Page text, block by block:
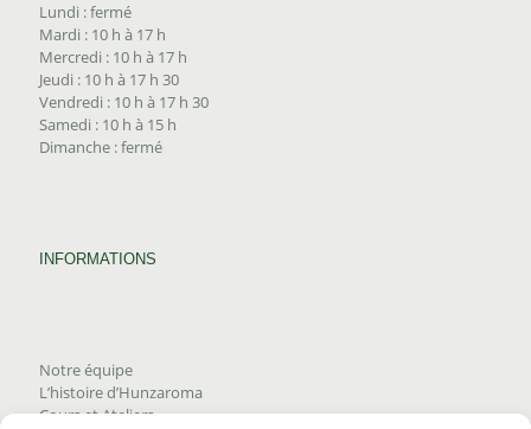
Lundi : fermé
Mardi : 10 h à 17 h
Mercredi : 10 h à 17 h
Jeudi : 10 h à 17 h 30
Vendredi : 10 h à 17 h 30
Samedi : 10 h à 15 h
Dimanche : fermé
INFORMATIONS
Notre équipe
L’histoire d’Hunzaroma
Cours et Ateliers